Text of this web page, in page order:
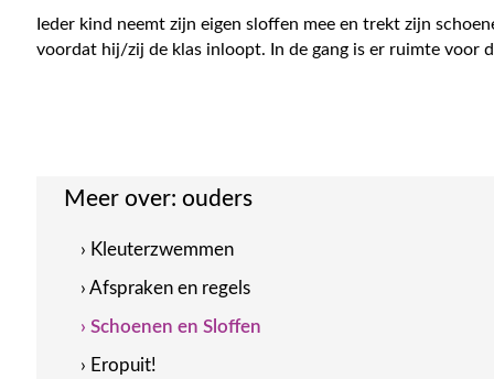
Ieder kind neemt zijn eigen sloffen mee en trekt zijn
voordat hij/zij de klas inloopt. In de gang is er ruimte voor
Meer over:ouders
› Kleuterzwemmen
› Afspraken en regels
› Schoenen en Sloffen
› Eropuit!